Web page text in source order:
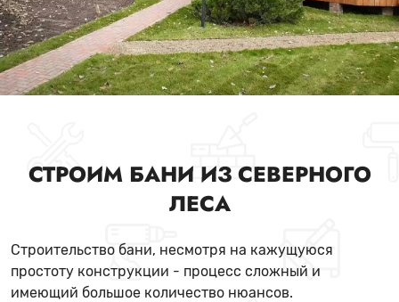
СТРОИМ БАНИ ИЗ СЕВЕРНОГО
ЛЕСА
Строительство бани, несмотря на кажущуюся
простоту конструкции - процесс сложный и
имеющий большое количество нюансов.